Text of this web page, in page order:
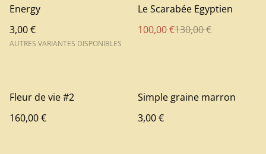
Energy
3,00 €
AUTRES VARIANTES DISPONIBLES
%
Le Scarabée Egyptien
100,00 €130,00 €
Fleur de vie #2
160,00 €
Simple graine marron
3,00 €